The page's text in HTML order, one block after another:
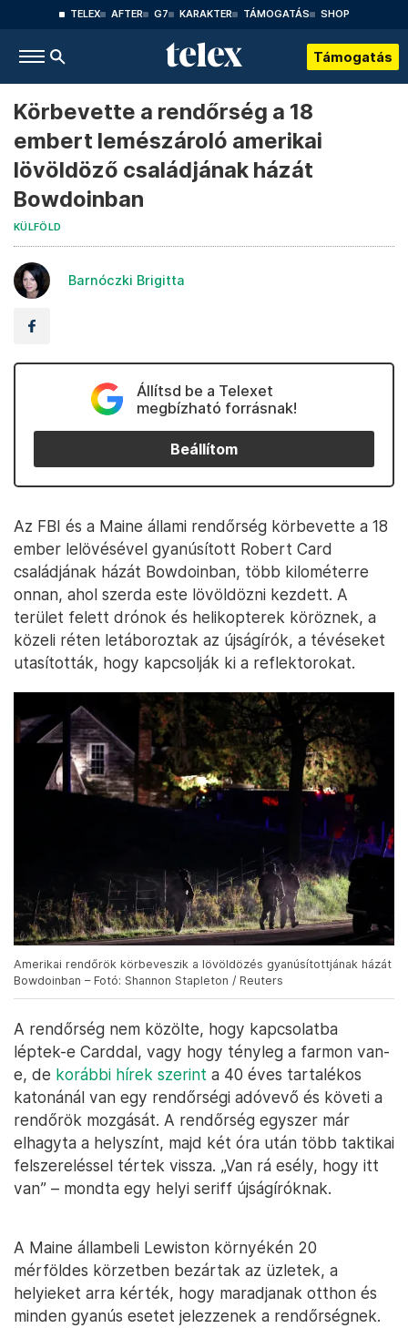
TELEX AFTER G7 KARAKTER TÁMOGATÁS SHOP
Támogatás
Körbevette a rendőrség a 18
embert lemészároló amerikai
lövöldöző családjának házát
Bowdoinban
KÜLFÖLD
Barnóczki Brigitta
Állítsd be a Telexet
megbízható forrásnak!
Beállítom
Az FBI és a Maine állami rendőrség körbevette a 18
ember lelövésével gyanúsított Robert Card
családjának házát Bowdoinban, több kilométerre
onnan, ahol szerda este lövöldözni kezdett. A
terület felett drónok és helikopterek köröznek, a
közeli réten letáboroztak az újságírók, a tévéseket
utasították, hogy kapcsolják ki a reflektorokat.
Amerikai rendőrök körbeveszik a lövöldözés gyanúsítottjának házát
Bowdoinban – Fotó: Shannon Stapleton / Reuters
A rendőrség nem közölte, hogy kapcsolatba
léptek-e Carddal, vagy hogy tényleg a farmon van-
e, de korábbi hírek szerint a 40 éves tartalékos
katonánál van egy rendőrségi adóvevő és követi a
rendőrök mozgását. A rendőrség egyszer már
elhagyta a helyszínt, majd két óra után több taktikai
felszereléssel tértek vissza. „Van rá esély, hogy itt
van” – mondta egy helyi seriff újságíróknak.
A Maine állambeli Lewiston környékén 20
mérföldes körzetben bezártak az üzletek, a
helyieket arra kérték, hogy maradjanak otthon és
minden gyanús esetet jelezzenek a rendőrségnek.